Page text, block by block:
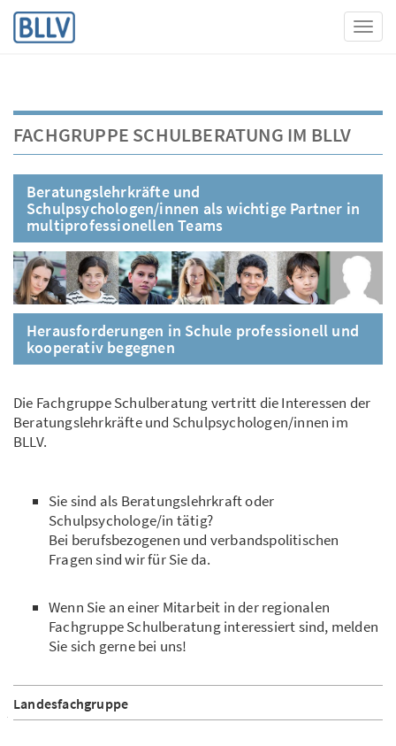
FACHGRUPPE SCHULBERATUNG IM BLLV
Beratungslehrkräfte und
Schulpsychologen/innen als wichtige Partner in
multiprofessionellen Teams
Herausforderungen in Schule professionell und
kooperativ begegnen
Die Fachgruppe Schulberatung vertritt die Interessen der
Beratungslehrkräfte und Schulpsychologen/innen im
BLLV.
Sie sind als Beratungslehrkraft oder
Schulpsychologe/in tätig?
Bei berufsbezogenen und verbandspolitischen
Fragen sind wir für Sie da.
Wenn Sie an einer Mitarbeit in der regionalen
Fachgruppe Schulberatung interessiert sind, melden
Sie sich gerne bei uns!
Landesfachgruppe